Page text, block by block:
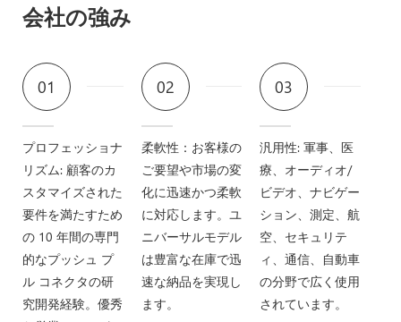
会社の強み
01
プロフェッショナ
リズム: 顧客のカ
スタマイズされた
要件を満たすため
の 10 年間の専門
的なプッシュ プ
ル コネクタの研
究開発経験。優秀
02
柔軟性：お客様の
ご要望や市場の変
化に迅速かつ柔軟
に対応します。ユ
ニバーサルモデル
は豊富な在庫で迅
速な納品を実現し
ます。
03
汎用性: 軍事、医
療、オーディオ/
ビデオ、ナビゲー
ション、測定、航
空、セキュリテ
ィ、通信、自動車
の分野で広く使用
されています。